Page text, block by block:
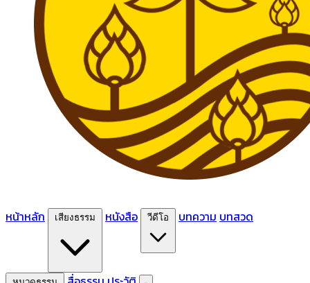
หน้าหลัก หนังสือ บทความ บทสวด